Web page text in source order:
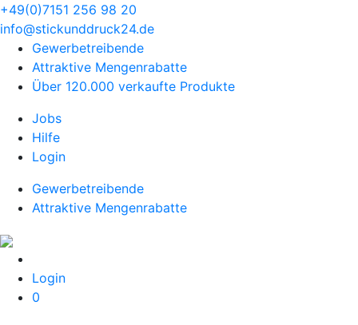
+49(0)7151 256 98 20‬
info@stickunddruck24.de
Gewerbetreibende
Attraktive Mengenrabatte
Über 120.000 verkaufte Produkte
Jobs
Hilfe
Login
Gewerbetreibende
Attraktive Mengenrabatte
Login
0